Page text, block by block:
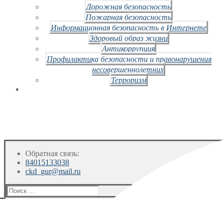
Дорожная безопасность
Пожарная безопасность
Информационная безопасность в Интернете
Здоровый образ жизни
Антикоррупция
Профилактика безопасности и правонарушения
несовершеннолетних
Терроризм
Обратная связь:
84015133038
ckd_gur@mail.ru
Искать: